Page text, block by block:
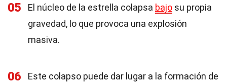
05 El núcleo de la estrella colapsa bajo su propia
gravedad, lo que provoca una explosión
masiva.
06
Este colapso puede dar lugar a la formación de